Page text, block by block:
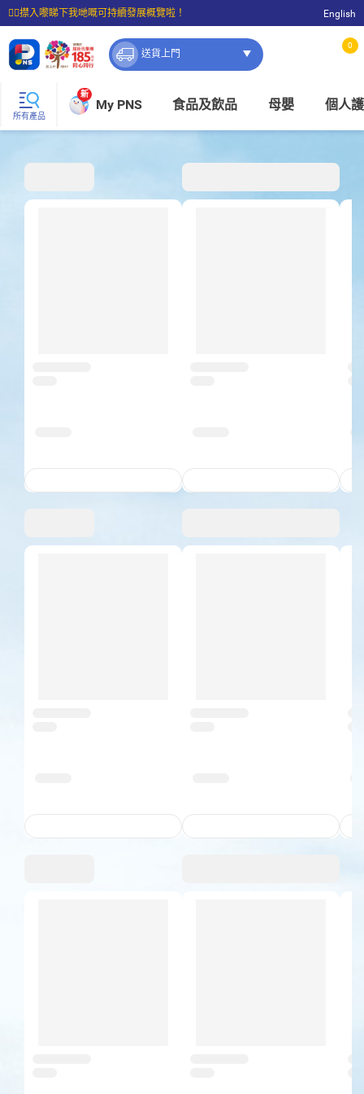
☝🏼㩒入嚟睇下我哋嘅可持續發展概覽啦！
⭐購物滿$399即享免費送貨；滿$100即可免費店取。
English
送貨上門
0
所有產品
新
My PNS 食品及飲品 母嬰 個人